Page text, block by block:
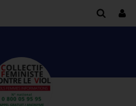
PATIKRINKITE
CFCV
Biografija: